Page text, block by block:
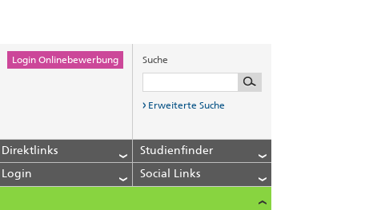
Login Onlinebewerbung Suche
Erweiterte Suche
Direktlinks
Studienfinder
Login
Social Links